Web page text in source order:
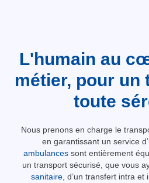
L'humain au
métier, pour un
toute
Nous prenons en charge le
en garantissant un service
ambulancessont entièrement
un transport sécurisé, que vous
sanitaire, d’un transfert intra et